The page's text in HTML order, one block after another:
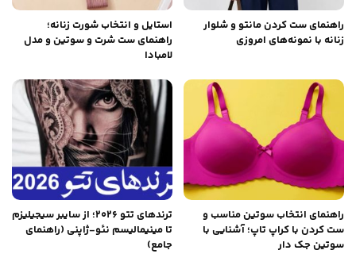
راهنمای ست کردن مانتو و شلوار
زنانه با نمونه‌های امروزی
استایل و انتخاب شورت زنانه؛
راهنمای ست شرت و سوتین و مدل
لامبادا
راهنمای انتخاب سوتین مناسب و
ست کردن با کراپ تاپ؛ آشنایی با
سوتین جک دار
ترندهای تتو ۲۰۲۶؛ از سایبر سیجیلیزم
تا مینیمالیسم نئو-ژاپنی (راهنمای
جامع)